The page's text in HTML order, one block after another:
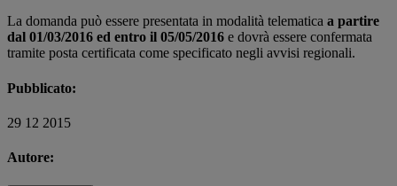
La domanda può essere presentata in modalità telematica a partire
dal 01/03/2016 ed entro il 05/05/2016 e dovrà essere confermata
tramite posta certificata come specificato negli avvisi regionali.
Pubblicato:
29 12 2015
Autore: